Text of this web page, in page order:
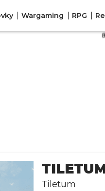
Wargaming RPG
Tiletum